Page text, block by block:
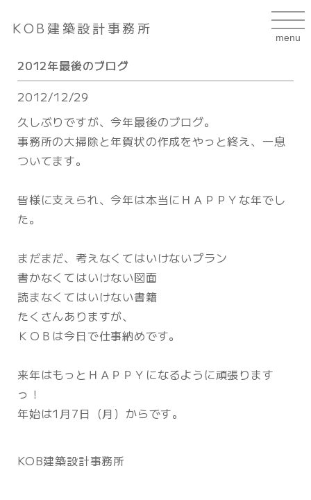
KOB建築設計事務所
2012年最後のブログ
2012/12/29
久しぶりですが、今年最後のブログ。
事務所の大掃除と年賀状の作成をやっと終え、一息
ついてます。
皆様に支えられ、今年は本当にＨＡＰＰＹな年でし
た。
まだまだ、考えなくてはいけないプラン
書かなくてはいけない図面
読まなくてはいけない書籍
たくさんありますが、
ＫＯＢは今日で仕事納めです。
来年はもっとＨＡＰＰＹになるように頑張ります
っ！
年始は1月7日（月）からです。
KOB建築設計事務所